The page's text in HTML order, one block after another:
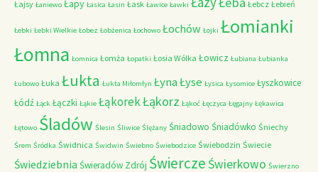
Łajsy Łaniewo Łapy Łasica Łasin Łask Ławice Ławki Łebcz Łebień
Łebki Łebki Wielkie Łobez Łobżenica Łochowo Łochów Łojki Łomianki
Łomna Łomnica Łomża Łopatki Łosia Wólka Łowicz Łubiana Łubianka
Łubowo Łuka Łukta Łukta Miłomłyn ŁynaŁyse Łysica Łysomice Łyszkowice
Łódź Łąck Łączki Łąkie ŁąkorekŁąkorz Łąkoć Łęczyca Łęgajny Łękawica
Łętowo Śladów Ślesin Śliwice Ślężany Śniadowo Śniadówko Śniechy
Śrem Śródka Świdnica Świdwin Świebno Świebodzice Świebodzin Świecie
Świedziebnia Świeradów Zdrój Świercze Świerkowo Świerzno